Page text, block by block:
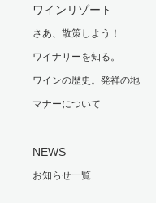
ワインリゾート
さあ、散策しよう！
ワイナリーを知る。
ワインの歴史。発祥の地
マナーについて
NEWS
お知らせ一覧